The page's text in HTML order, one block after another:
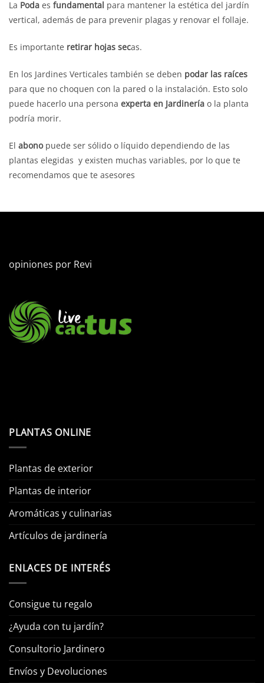
La Poda es fundamental para mantener la estética del jardín
vertical, además de para prevenir plagas y renovar el follaje.
Es importante retirar hojas secas.
En los Jardines Verticales también se deben podar las raíces
para que no choquen con la pared o la instalación. Esto solo
puede hacerlo una persona experta en Jardinería o la planta
podría morir.
El abonopuede ser sólido o líquido dependiendo de las
plantas elegidas y existen muchas variables, por lo que te
recomendamos que te asesores
opiniones por Revi
PLANTAS ONLINE
Plantas de exterior
Plantas de interior
Aromáticas y culinarias
Artículos de jardinería
ENLACES DE INTERÉS
Consigue tu regalo
¿Ayuda con tu jardín?
Consultorio Jardinero
Envíos y Devoluciones